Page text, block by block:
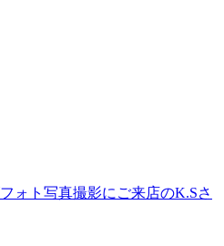
ォト写真撮影にご来店のK.Sさ